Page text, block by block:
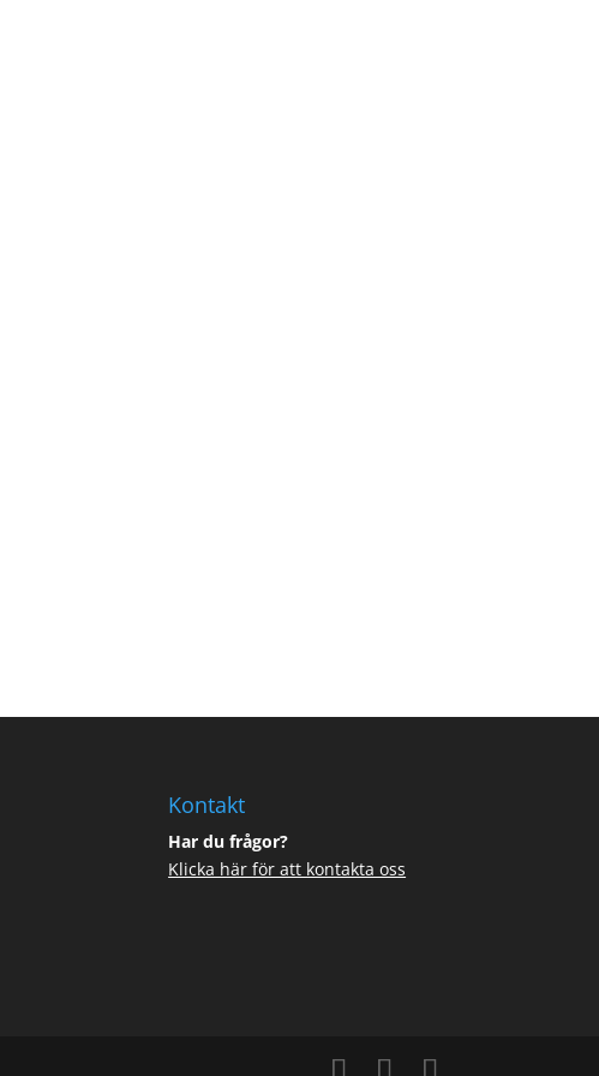
Kontakt
Har du frågor?
Klicka här för att kontakta oss